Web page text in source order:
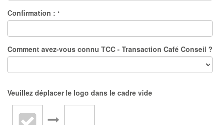
Confirmation : *
Comment avez-vous connu TCC - Transaction Café Conseil ?
Veuillez déplacer le logo dans le cadre vide